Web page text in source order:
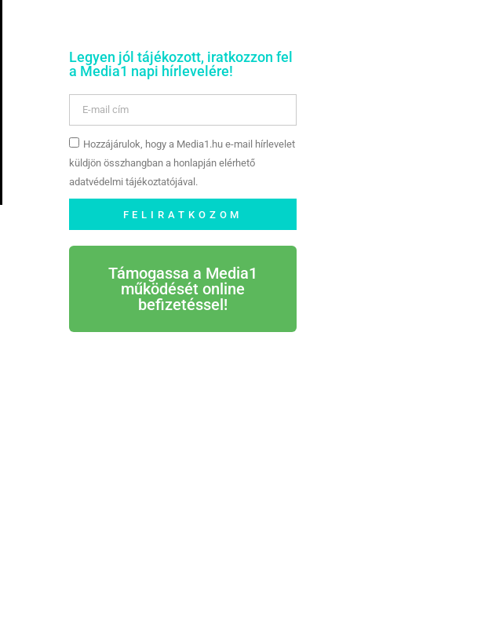
Legyen jól tájékozott, iratkozzon fel
a Media1 napi hírlevelére!
Hozzájárulok, hogy a Media1.hu e-mail hírlevelet
küldjön összhangban a honlapján elérhető
adatvédelmi tájékoztatójával.
FELIRATKOZOM
Támogassa a Media1
működését online
befizetéssel!